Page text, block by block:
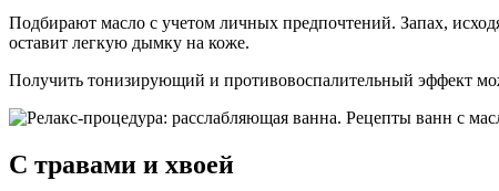
Подбирают масло с учетом личных предпочтений. Запах,
оставит легкую дымку на коже.
Получить тонизирующий и противовоспалительный эффект
С травами и хвоей